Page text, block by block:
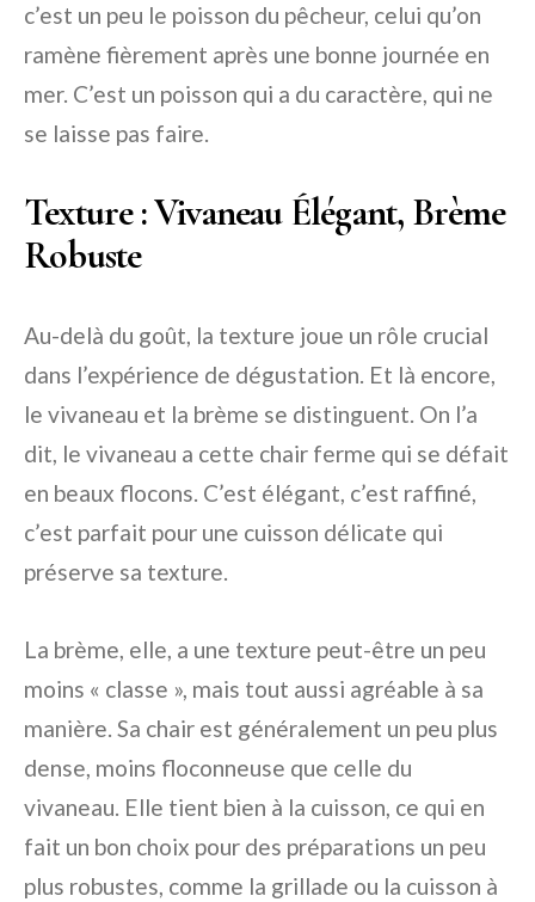
c’est un peu le poisson du pêcheur, celui qu’on
ramène fièrement après une bonne journée en
mer. C’est un poisson qui a du caractère, qui ne
se laisse pas faire.
Texture : Vivaneau Élégant, Brème
Robuste
Au-delà du goût, la texture joue un rôle crucial
dans l’expérience de dégustation. Et là encore,
le vivaneau et la brème se distinguent. On l’a
dit, le vivaneau a cette chair ferme qui se défait
en beaux flocons. C’est élégant, c’est raffiné,
c’est parfait pour une cuisson délicate qui
préserve sa texture.
La brème, elle, a une texture peut-être un peu
moins « classe », mais tout aussi agréable à sa
manière. Sa chair est généralement un peu plus
dense, moins floconneuse que celle du
vivaneau. Elle tient bien à la cuisson, ce qui en
fait un bon choix pour des préparations un peu
plus robustes, comme la grillade ou la cuisson à